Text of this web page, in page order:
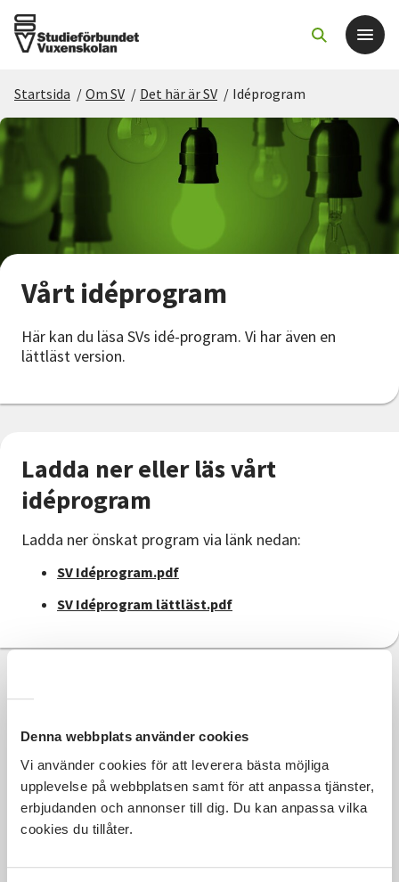
Denna webbplats använder cookies
Vi använder cookies för att leverera bästa möjliga
upplevelse på webbplatsen samt för att anpassa tjänster,
erbjudanden och annonser till dig. Du kan anpassa vilka
cookies du tillåter.
Det här gör vi
För dig som
Sök kurser och evenemang
Cirkelledare
Nyheter
Avdelningar
Lyssna
Startsida / Om SV / Det här är SV / Idéprogram
Vårt idéprogram
Här kan du läsa SVs idé-program. Vi har även en
lättläst version.
Ladda ner eller läs vårt
idéprogram
Ladda ner önskat program via länk nedan:
SV Idéprogram.pdf
SV Idéprogram lättläst.pdf
Hela Sveriges studieförbund - Vi är en central